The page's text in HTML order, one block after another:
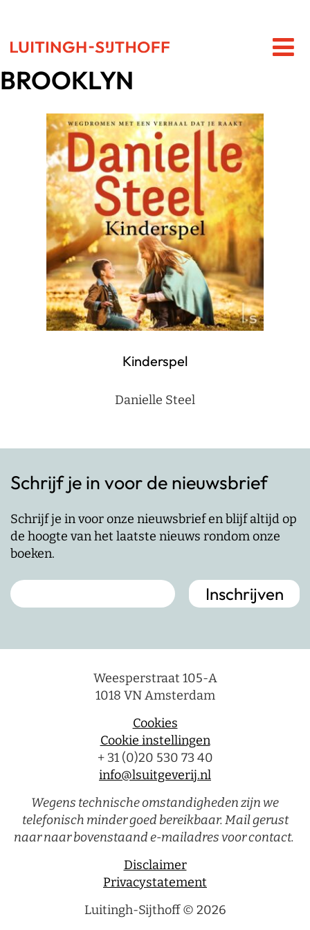
BROOKLYN
Kinderspel
Danielle Steel
Schrijf je in voor de nieuwsbrief
Schrijf je in voor onze nieuwsbrief en blijf altijd op
de hoogte van het laatste nieuws rondom onze
boeken.
Weesperstraat 105-A
1018 VN Amsterdam
Cookies
Cookie instellingen
+ 31 (0)20 530 73 40
info@lsuitgeverij.nl
Wegens technische omstandigheden zijn we
telefonisch minder goed bereikbaar. Mail gerust
naar naar bovenstaand e-mailadres voor contact.
Disclaimer
Privacystatement
Luitingh-Sijthoff © 2026